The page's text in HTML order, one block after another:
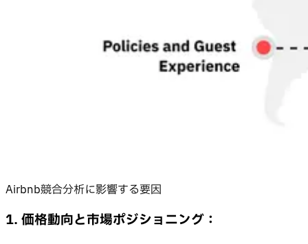
Airbnb競合分析に影響する要因
1. 価格動向と市場ポジショニング：